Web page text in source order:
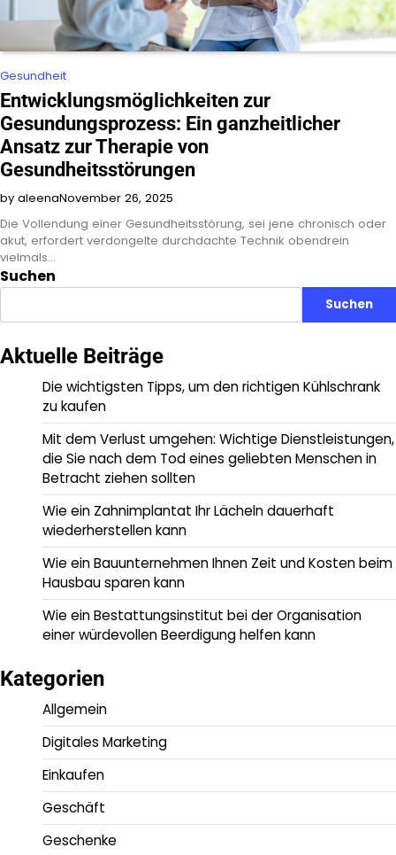
Gesundheit
Entwicklungsmöglichkeiten zur
Gesundungsprozess: Ein ganzheitlicher
Ansatz zur Therapie von
Gesundheitsstörungen
by aleenaNovember 26, 2025
Die Vollendung einer Gesundheitsstörung, sei jene chronisch oder
akut, erfordert verdongelte durchdachte Technik obendrein
vielmals…
Suchen
Suchen
Aktuelle Beiträge
Die wichtigsten Tipps, um den richtigen Kühlschrank
zu kaufen
Mit dem Verlust umgehen: Wichtige Dienstleistungen,
die Sie nach dem Tod eines geliebten Menschen in
Betracht ziehen sollten
Wie ein Zahnimplantat Ihr Lächeln dauerhaft
wiederherstellen kann
Wie ein Bauunternehmen Ihnen Zeit und Kosten beim
Hausbau sparen kann
Wie ein Bestattungsinstitut bei der Organisation
einer würdevollen Beerdigung helfen kann
Kategorien
Allgemein
Digitales Marketing
Einkaufen
Geschäft
Geschenke